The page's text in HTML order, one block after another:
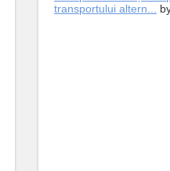
transportului altern...